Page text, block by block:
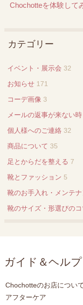
Chochotteを体験して
カテゴリー
イベント・展示会 32
お知らせ 171
コーデ画像 3
メールの返事が来ない時
個人様へのご連絡 32
商品について 35
足とからだを整える 7
靴とファッション 5
靴のお手入れ・メンテナ
靴のサイズ・形選びのコ
ガイド＆ヘルプ
Chochotteのお店につい
アフターケア